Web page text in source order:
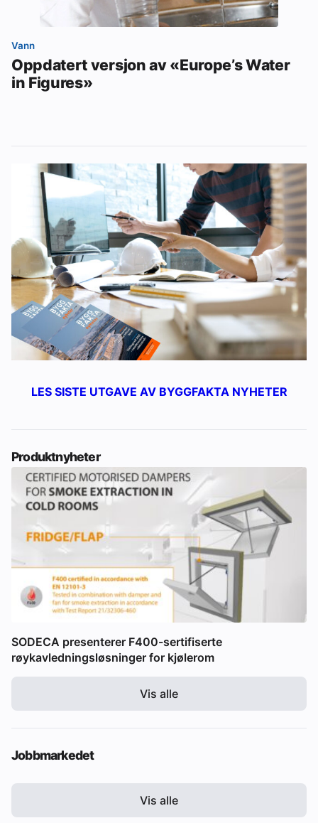
Vann
Oppdatert versjon av «Europe’s Water
in Figures»
LES SISTE UTGAVE AV BYGGFAKTA NYHETER
Produktnyheter
SODECA presenterer F400-sertifiserte
røykavledningsløsninger for kjølerom
Vis alle
Jobbmarkedet
Vis alle